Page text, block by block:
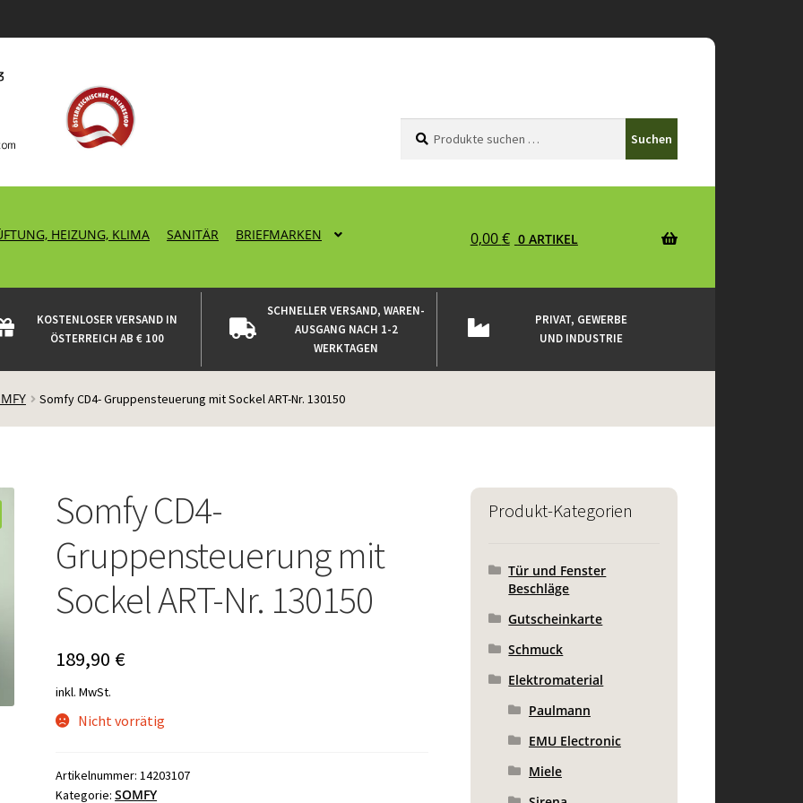
nach:
Suchen
HEIZUNG, KLIMA SANITÄR BRIEFMARKEN 0,00€ 0 ARTIKEL
KOSTENLOSER VERSAND IN
ÖSTERREICH AB € 100
SCHNELLER VERSAND, WAREN-
AUSGANG NACH 1-2
WERKTAGEN
PRIVAT, GEWERBE
UND INDUSTRIE
Somfy CD4- Gruppensteuerung mit Sockel ART-Nr. 130150
Somfy CD4-
Gruppensteuerung mit
Sockel ART-Nr. 130150
189,90 €
inkl. MwSt.
Nicht vorrätig
Artikelnummer:14203107
Kategorie:SOMFY
Produkt-Kategorien
Tür und Fenster
Beschläge
Gutscheinkarte
Schmuck
Elektromaterial
Paulmann
EMU Electronic
Miele